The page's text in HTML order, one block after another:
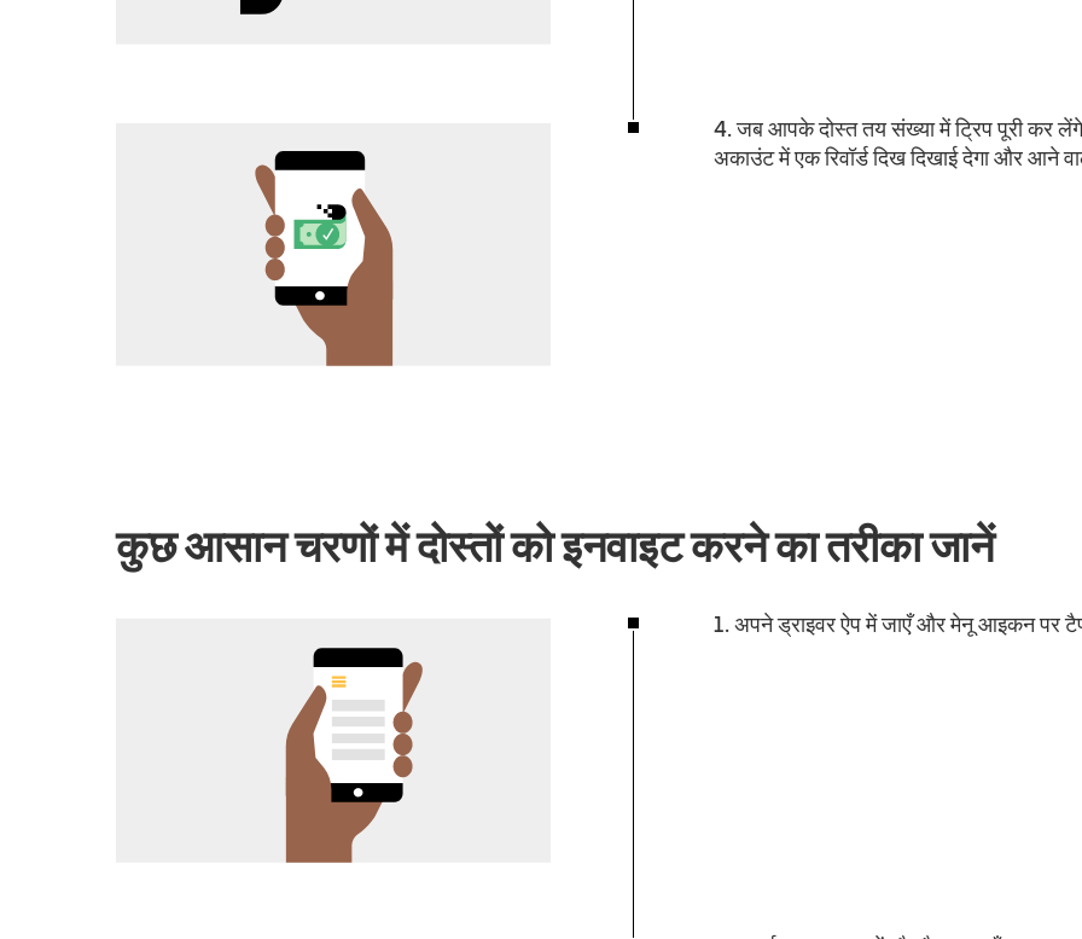
4. जब आपके दोस्त तय संख्या में ट्रिप पूरी कर
अकाउंट में एक रिवॉर्ड दिख दिखाई देगा और आने
कुछ आसान चरणों में दोस्तों को इनवाइट करने का तरीका जानें
1. अपने ड्राइवर ऐप में जाएँ और मेनू आइकन पर